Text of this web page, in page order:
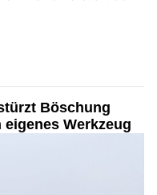
Böschung
Werkzeug